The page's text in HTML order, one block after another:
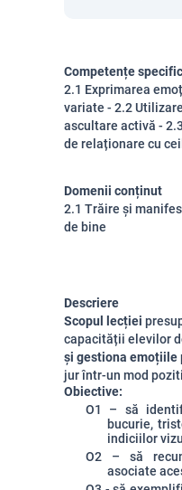
Competențe
2.1 Exprimarea
variate - 2.2
ascultare activă -
de relaționare cu
Domenii conținut
2.1 Trăire și
de bine
Descriere
Scopul lecției
capacității elevilor
și gestiona emoțiile
jur într-un mod
Obiective:
O1 – să
bucurie,
indiciilor
O2 – să
asociate